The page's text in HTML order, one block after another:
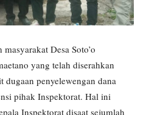
Desa Soto’o
yang telah diserahkan
penyelewengan dana
pihak Inspektorat. Hal ini
Inspektorat disaat sejumlah